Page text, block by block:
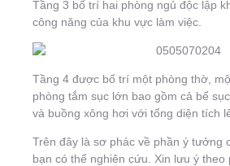
Tầng 3 bố trí hai phòng ngủ độc lập
công năng của khu vực làm việc.
Tầng 4 được bố trí một phòng thờ,
phòng tắm sục lớn bao gồm cả bể
và buồng xông hơi với tổng diện tích
Trên đây là sơ phác về phần ý tưởng
bạn có thể nghiên cứu. Xin lưu ý theo